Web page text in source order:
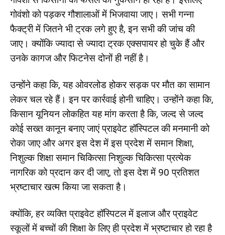
गोवंशो को पड़कर गौशालाओं में भिजवाया जाए। सभी गन्ना
फैक्ट्री में जितने भी ट्रक लगे हुए है, इन सभी की जांच की
जाए। क्योंकि ज्यादा से ज्यादा ट्रक एक्सपायर हो चुके हैं और
उनके कागज और फिटनेस दोनों ही नहीं है।
उन्होंने कहा कि, यह ओवरलोड होकर सड़क पर मौत का सामान
लेकर चल रहे हैं। इन पर कार्रवाई होनी चाहिए। उन्होंने कहा कि,
किसान यूनियन लोकहित यह मांग करता है कि, जल्द से जल्द
कोई सख्त कानून बनाए जाएं प्राइवेट हॉस्पिटल की मनमानी को
रोका जाए और अगर इस देश में इस प्रदेश में समान शिक्षा,
निशुल्क शिक्षा समान चिकित्सा निशुल्क चिकित्सा प्रत्येक
नागरिक को प्रदान कर दी जाए, तो इस देश में 90 प्रतिशत
भ्रष्टाचार खत्म किया जा सकता है।
क्योंकि, हर व्यक्ति प्राइवेट हॉस्पिटल में इलाज और प्राइवेट
स्कूलों में बच्चों की शिक्षा के लिए ही प्रदेश में भ्रष्टाचार हो रहा है